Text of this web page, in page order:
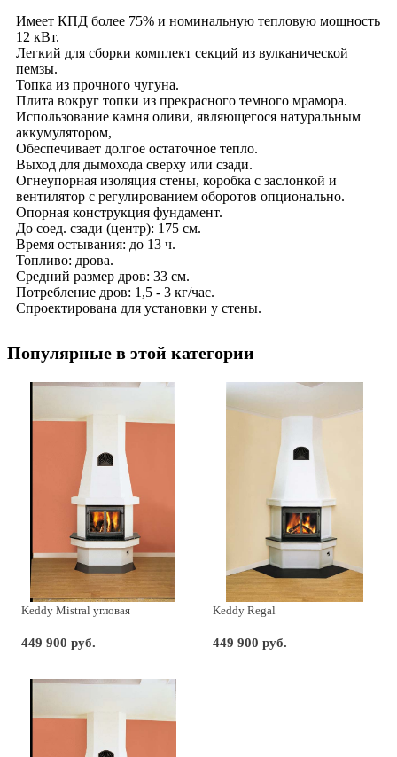
Имеет КПД более 75% и номинальную тепловую мощность
12 кВт.
Легкий для сборки комплект секций из вулканической
пемзы.
Топка из прочного чугуна.
Плита вокруг топки из прекрасного темного мрамора.
Использование камня оливи, являющегося натуральным
аккумулятором,
Обеспечивает долгое остаточное тепло.
Выход для дымохода сверху или сзади.
Огнеупорная изоляция стены, коробка с заслонкой и
вентилятор с регулированием оборотов опционально.
Опорная конструкция фундамент.
До соед. сзади (центр): 175 см.
Время остывания: до 13 ч.
Топливо: дрова.
Средний размер дров: 33 см.
Потребление дров: 1,5 - 3 кг/час.
Спроектирована для установки у стены.
Популярные в этой категории
Keddy Mistral угловая
449 900 руб.
Keddy Regal
449 900 руб.